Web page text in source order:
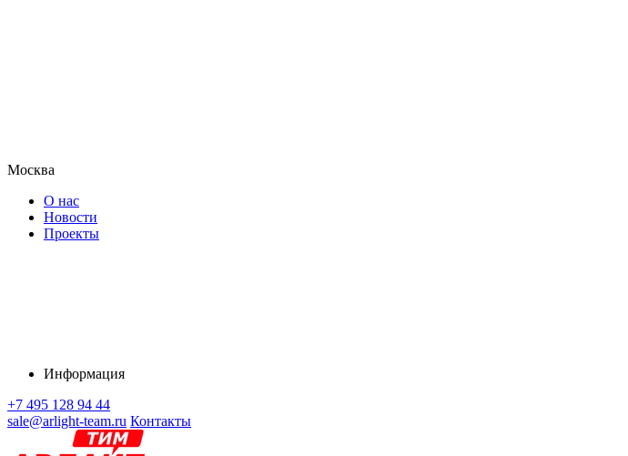
Москва
О нас
Новости
Проекты
Информация
+7 495 128 94 44
sale@arlight-team.ru Контакты